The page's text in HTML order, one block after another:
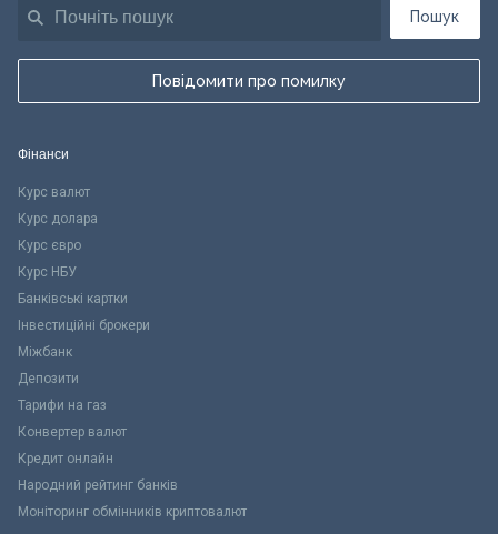
Пошук
Повідомити про помилку
Фінанси
Курс валют
Курс долара
Курс євро
Курс НБУ
Банківські картки
Інвестиційні брокери
Міжбанк
Депозити
Тарифи на газ
Конвертер валют
Кредит онлайн
Народний рейтинг банків
Моніторинг обмінників криптовалют